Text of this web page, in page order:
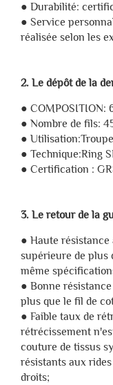
● Durabilité:
● Service
réalisée selon les
2. Le dépôt de la
● COMPOSITION:
● Nombre de fils:
●
● Technique:Ring
● Certification :
3. Le retour de la
● Haute
supérieure de plus
même
● Bonne
plus que le fil de
● Faible taux de
rétrécissement
couture de tissus
résistants aux
droits;